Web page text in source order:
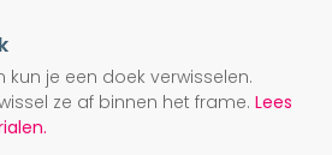
kun je een doek verwisselen.
ze af binnen het frame. Lees